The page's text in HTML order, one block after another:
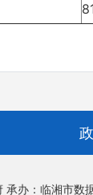
承办：临湘市数